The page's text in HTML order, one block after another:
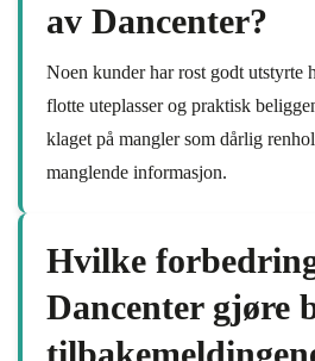
av Dancenter?
Noen kunder har rost godt utstyrte
flotte uteplasser og praktisk
klaget på mangler som dårlig
manglende informasjon.
Hvilke
Dancenter gjøre